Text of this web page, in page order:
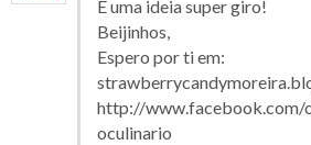
É uma ideia super giro!
Beijinhos,
Espero por ti em:
http://www.facebook.com/
oculinario